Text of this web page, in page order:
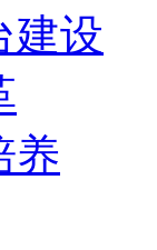
建设
养